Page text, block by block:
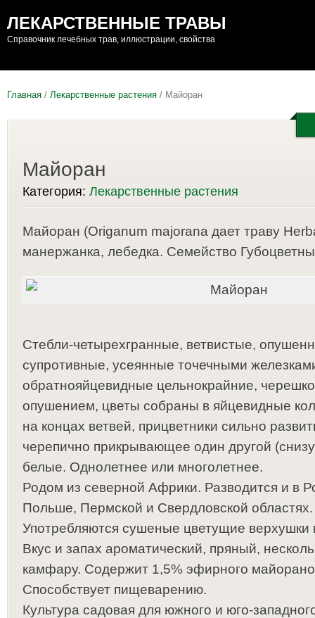
ЛЕКАРСТВЕННЫЕ ТРАВЫ
Справочник лечебных трав, иллюстрации, свойства
Главная / Лекарственные растения / Майоран
Майоран
Категория: Лекарственные растения
Майоран (Origanum majorana дает траву
манержанка, лебедка. Семейство
Стебли-четырехгранные, ветвистые,
супротивные, усеянные точечными
обратнояйцевидные цельнокрайние,
опушением, цветы собраны в яйцевидные
на концах ветвей, прицветники сильно
черепично прикрывающее один другой
белые. Однолетнее или многолетнее.
Родом из северной Африки. Разводится и в
Польше, Пермской и Свердловской областях.
Употребляются сушеные цветущие верхушки
Вкус и запах ароматический, пряный,
камфару. Содержит 1,5% эфирного
Способствует пищеварению.
Культура садовая для южного и юго-